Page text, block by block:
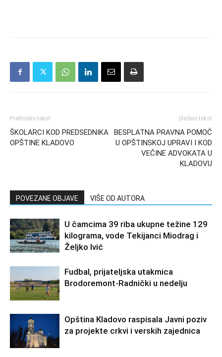
Prethodni tekst
ŠKOLARCI KOD PREDSEDNIKA
OPŠTINE KLADOVO
Sledeći tekst
BESPLATNA PRAVNA POMOĆ
U OPŠTINSKOJ UPRAVI I KOD
VEĆINE ADVOKATA U
KLADOVU
POVEZANE OBJAVE VIŠE OD AUTORA
U čamcima 39 riba ukupne težine 129
kilograma, vode Tekijanci Miodrag i
Željko Ivić
Fudbal, prijateljska utakmica
Brodoremont-Radnički u nedelju
Opština Kladovo raspisala Javni poziv
za projekte crkvi i verskih zajednica